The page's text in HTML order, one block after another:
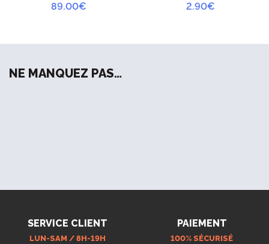
89.00€ 2.90€
NE MANQUEZ PAS…
SERVICE CLIENT
LUN-SAM / 8H-19H
PAIEMENT
100% SÉCURISÉ